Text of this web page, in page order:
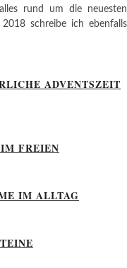
rund um die neuesten
2018 schreibe ich ebenfalls
ADVENTSZEIT
FREIEN
IM ALLTAG